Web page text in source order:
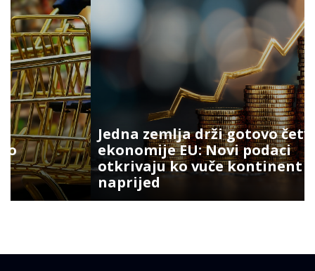
Jedna zemlja drži gotovo četvrtinu
ekonomije EU: Novi podaci
otkrivaju ko vuče kontinent
naprijed